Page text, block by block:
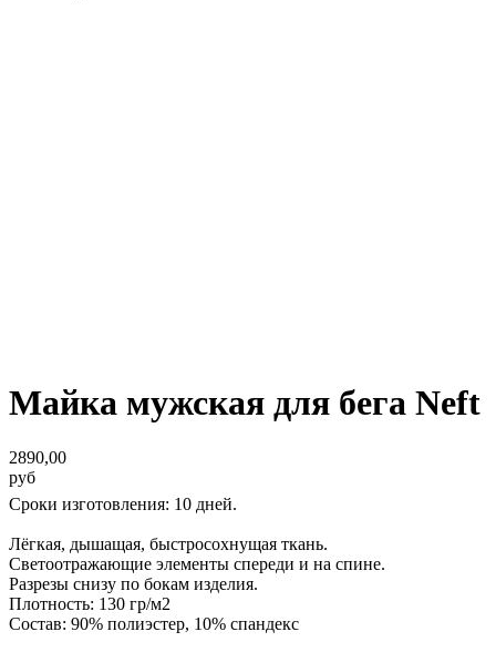
Майка мужская для бега Neft
2890,00
руб
Сроки изготовления: 10 дней.
Лёгкая, дышащая, быстросохнущая ткань.
Светоотражающие элементы спереди и на спине.
Разрезы снизу по бокам изделия.
Плотность: 130 гр/м2
Состав: 90% полиэстер, 10% спандекс